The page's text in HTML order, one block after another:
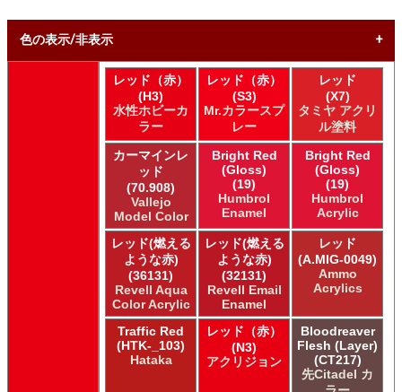
色の表示/非表示
* ボックスをオン/オフにして、同等の色を見つけやすくしま
AK INTERACTIVE AK 3rd Gen Acrylics
AK INTERACTIVE AK Acrylics
AK INTERACTIVE AK Extreme Metal
AK INTERACTIVE AK Real Color
AK INTERACTIVE 新 Real Color
ALCLAD II ALCLAD II
Acrylicos Vallejo Vallejo Diorama FX
Acrylicos Vallejo Vallejo Game Air
Acrylicos Vallejo Vallejo Game Color
Acrylicos Vallejo Vallejo Hobby Paint スプレー
Acrylicos Vallejo Vallejo Liquid Gold
Acrylicos Vallejo Vallejo Mecha Color
Acrylicos Vallejo Vallejo Metal Color
レッド（赤）
(H3)
水性ホビーカ
ラー
レッド（赤）
(S3)
Mr.カラースプ
レー
レッド
(X7)
タミヤ アクリ
ル塗料
カーマインレ
ッド
(70.908)
Vallejo
Model Color
Bright Red
(Gloss)
(19)
Humbrol
Enamel
Bright Red
(Gloss)
(19)
Humbrol
Acrylic
レッド(燃える
ような赤)
(36131)
Revell Aqua
Color Acrylic
レッド(燃える
ような赤)
(32131)
Revell Email
Enamel
レッド
(A.MIG-0049)
Ammo
Acrylics
Traffic Red
(HTK-_103)
Hataka
レッド（赤）
(N3)
アクリジョン
Bloodreaver
Flesh (Layer)
(CT217)
先Citadel カ